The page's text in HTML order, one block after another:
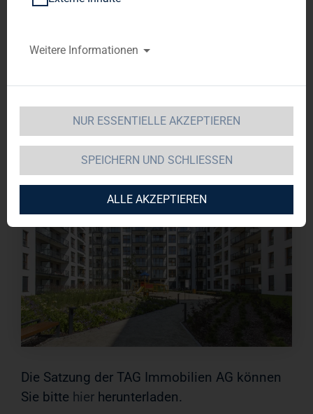
Die Satzung der TAG Immobilien AG können
Sie bitte hier herunterladen.
Weitere Informationen
NUR ESSENTIELLE AKZEPTIEREN
SPEICHERN UND SCHLIESSEN
ALLE AKZEPTIEREN